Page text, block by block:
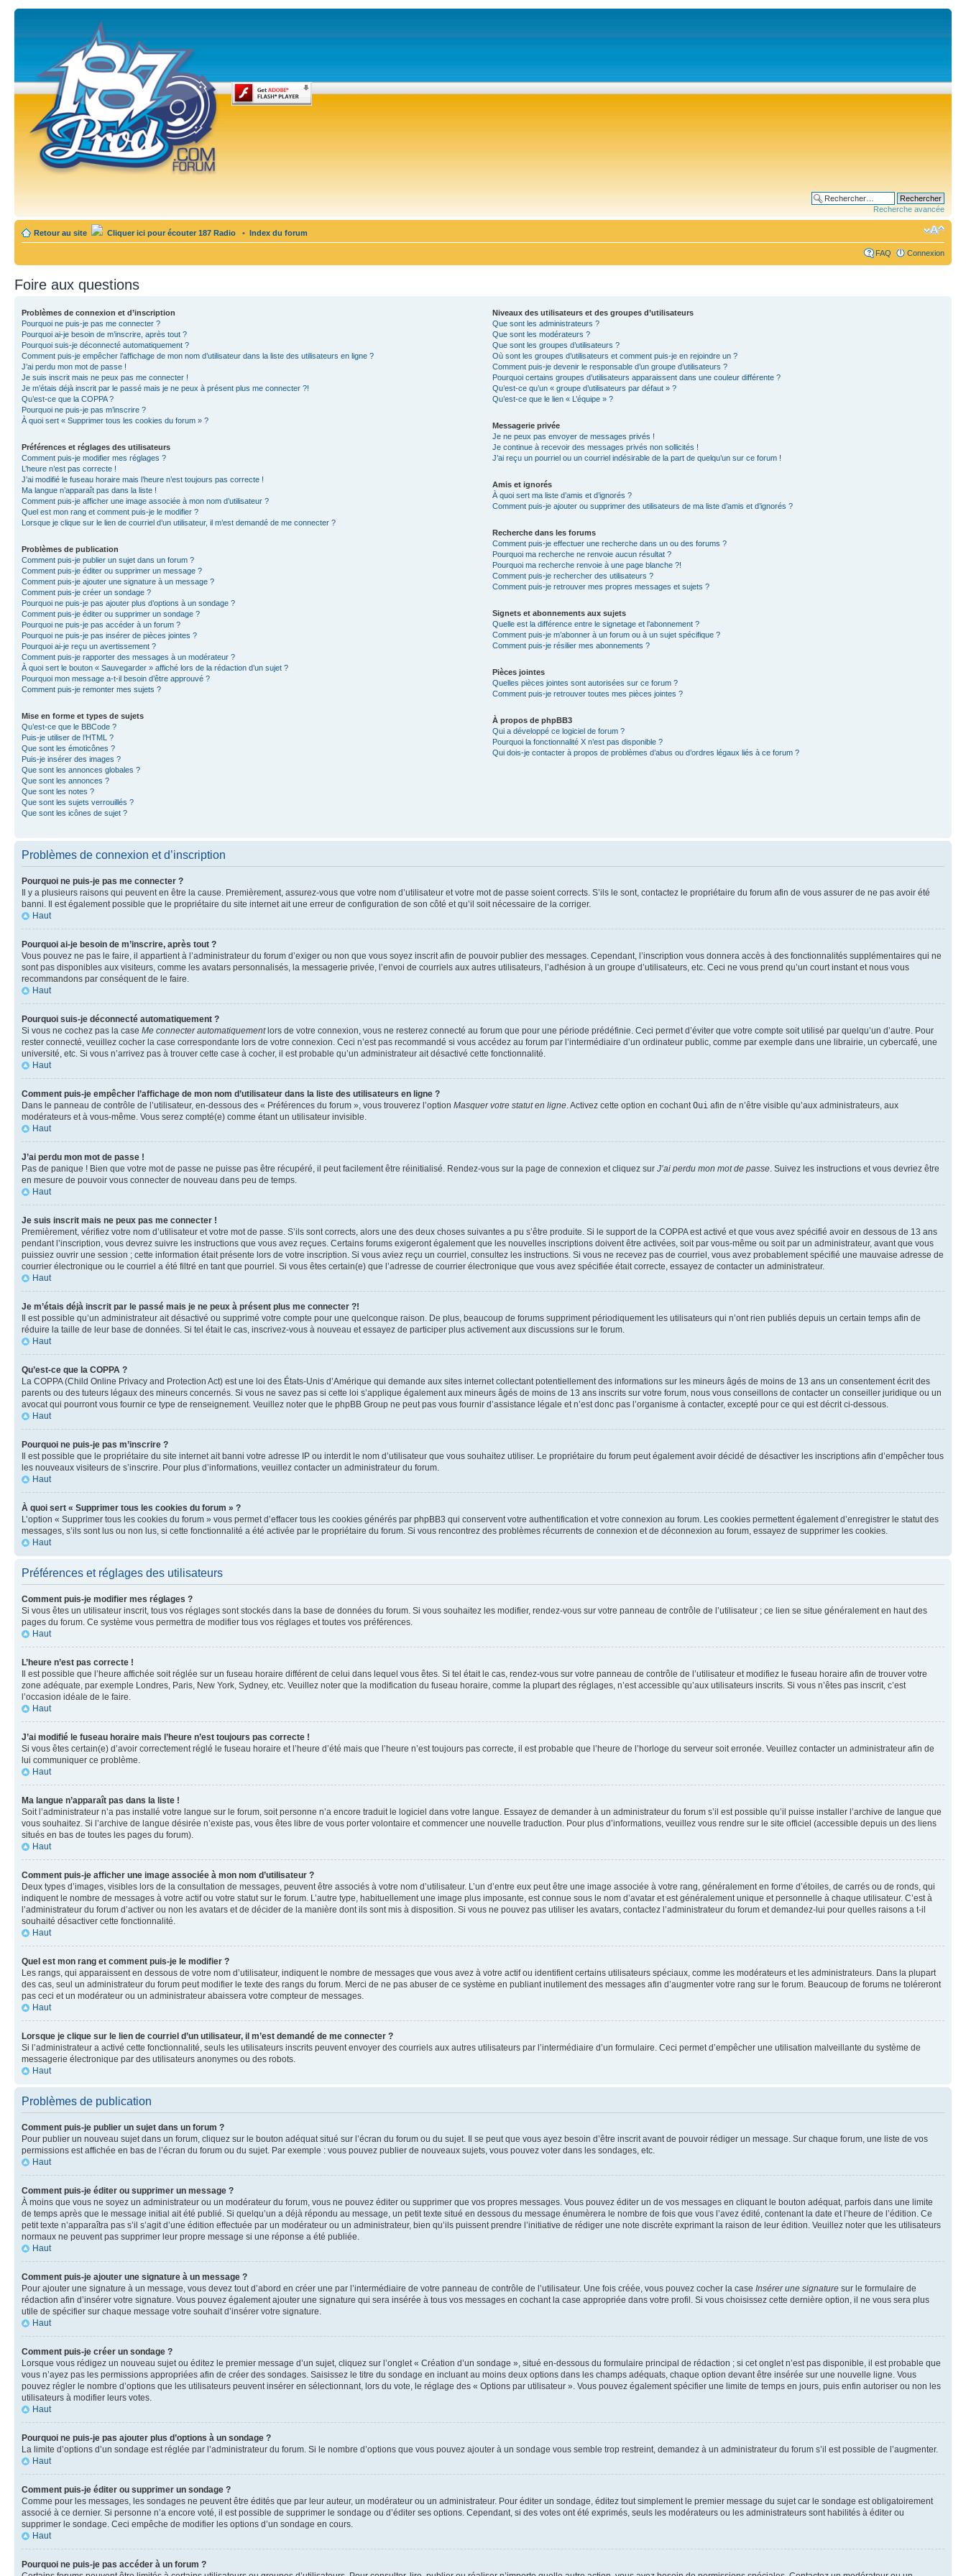
Recherche avancée
Retour au site Cliquer ici pour écouter 187 Radio • Index du forum
FAQ Connexion
Foire aux questions
Problèmes de connexion et d’inscription
Pourquoi ne puis-je pas me connecter ?
Pourquoi ai-je besoin de m’inscrire, après tout ?
Pourquoi suis-je déconnecté automatiquement ?
Comment puis-je empêcher l’affichage de mon nom d’utilisateur dans la liste des utilisateurs en ligne ?
J’ai perdu mon mot de passe !
Je suis inscrit mais ne peux pas me connecter !
Je m’étais déjà inscrit par le passé mais je ne peux à présent plus me connecter ?!
Qu’est-ce que la COPPA ?
Pourquoi ne puis-je pas m’inscrire ?
À quoi sert « Supprimer tous les cookies du forum » ?
Préférences et réglages des utilisateurs
Comment puis-je modifier mes réglages ?
L’heure n’est pas correcte !
J’ai modifié le fuseau horaire mais l’heure n’est toujours pas correcte !
Ma langue n’apparaît pas dans la liste !
Comment puis-je afficher une image associée à mon nom d’utilisateur ?
Quel est mon rang et comment puis-je le modifier ?
Lorsque je clique sur le lien de courriel d’un utilisateur, il m’est demandé de me connecter ?
Problèmes de publication
Comment puis-je publier un sujet dans un forum ?
Comment puis-je éditer ou supprimer un message ?
Comment puis-je ajouter une signature à un message ?
Comment puis-je créer un sondage ?
Pourquoi ne puis-je pas ajouter plus d’options à un sondage ?
Comment puis-je éditer ou supprimer un sondage ?
Pourquoi ne puis-je pas accéder à un forum ?
Pourquoi ne puis-je pas insérer de pièces jointes ?
Pourquoi ai-je reçu un avertissement ?
Comment puis-je rapporter des messages à un modérateur ?
À quoi sert le bouton « Sauvegarder » affiché lors de la rédaction d’un sujet ?
Pourquoi mon message a-t-il besoin d’être approuvé ?
Comment puis-je remonter mes sujets ?
Mise en forme et types de sujets
Qu’est-ce que le BBCode ?
Puis-je utiliser de l’HTML ?
Que sont les émoticônes ?
Puis-je insérer des images ?
Que sont les annonces globales ?
Que sont les annonces ?
Que sont les notes ?
Que sont les sujets verrouillés ?
Que sont les icônes de sujet ?
Niveaux des utilisateurs et des groupes d’utilisateurs
Que sont les administrateurs ?
Que sont les modérateurs ?
Que sont les groupes d’utilisateurs ?
Où sont les groupes d’utilisateurs et comment puis-je en rejoindre un ?
Comment puis-je devenir le responsable d’un groupe d’utilisateurs ?
Pourquoi certains groupes d’utilisateurs apparaissent dans une couleur différente ?
Qu’est-ce qu’un « groupe d’utilisateurs par défaut » ?
Qu’est-ce que le lien « L’équipe » ?
Messagerie privée
Je ne peux pas envoyer de messages privés !
Je continue à recevoir des messages privés non sollicités !
J’ai reçu un pourriel ou un courriel indésirable de la part de quelqu’un sur ce forum !
Amis et ignorés
À quoi sert ma liste d’amis et d’ignorés ?
Comment puis-je ajouter ou supprimer des utilisateurs de ma liste d’amis et d’ignorés ?
Recherche dans les forums
Comment puis-je effectuer une recherche dans un ou des forums ?
Pourquoi ma recherche ne renvoie aucun résultat ?
Pourquoi ma recherche renvoie à une page blanche ?!
Comment puis-je rechercher des utilisateurs ?
Comment puis-je retrouver mes propres messages et sujets ?
Signets et abonnements aux sujets
Quelle est la différence entre le signetage et l’abonnement ?
Comment puis-je m’abonner à un forum ou à un sujet spécifique ?
Comment puis-je résilier mes abonnements ?
Pièces jointes
Quelles pièces jointes sont autorisées sur ce forum ?
Comment puis-je retrouver toutes mes pièces jointes ?
À propos de phpBB3
Qui a développé ce logiciel de forum ?
Pourquoi la fonctionnalité X n’est pas disponible ?
Qui dois-je contacter à propos de problèmes d’abus ou d’ordres légaux liés à ce forum ?
Problèmes de connexion et d’inscription
Pourquoi ne puis-je pas me connecter ?
Il y a plusieurs raisons qui peuvent en être la cause. Premièrement, assurez-vous que votre nom d’utilisateur et votre mot de passe soient corrects. S’ils le sont, contactez le propriétaire du forum afin de vous assurer de ne pas avoir été
banni. Il est également possible que le propriétaire du site internet ait une erreur de configuration de son côté et qu’il soit nécessaire de la corriger.
Haut
Pourquoi ai-je besoin de m’inscrire, après tout ?
Vous pouvez ne pas le faire, il appartient à l’administrateur du forum d’exiger ou non que vous soyez inscrit afin de pouvoir publier des messages. Cependant, l’inscription vous donnera accès à des fonctionnalités supplémentaires qui ne
sont pas disponibles aux visiteurs, comme les avatars personnalisés, la messagerie privée, l’envoi de courriels aux autres utilisateurs, l’adhésion à un groupe d’utilisateurs, etc. Ceci ne vous prend qu’un court instant et nous vous
recommandons par conséquent de le faire.
Haut
Pourquoi suis-je déconnecté automatiquement ?
Si vous ne cochez pas la case Me connecter automatiquementlors de votre connexion, vous ne resterez connecté au forum que pour une période prédéfinie. Ceci permet d’éviter que votre compte soit utilisé par quelqu’un d’autre. Pour
rester connecté, veuillez cocher la case correspondante lors de votre connexion. Ceci n’est pas recommandé si vous accédez au forum par l’intermédiaire d’un ordinateur public, comme par exemple dans une librairie, un cybercafé, une
université, etc. Si vous n’arrivez pas à trouver cette case à cocher, il est probable qu’un administrateur ait désactivé cette fonctionnalité.
Haut
Comment puis-je empêcher l’affichage de mon nom d’utilisateur dans la liste des utilisateurs en ligne ?
Dans le panneau de contrôle de l’utilisateur, en-dessous des « Préférences du forum », vous trouverez l’option Masquer votre statut en ligne. Activez cette option en cochantOui afin de n’être visible qu’aux administrateurs, aux
modérateurs et à vous-même. Vous serez compté(e) comme étant un utilisateur invisible.
Haut
J’ai perdu mon mot de passe !
Pas de panique ! Bien que votre mot de passe ne puisse pas être récupéré, il peut facilement être réinitialisé. Rendez-vous sur la page de connexion et cliquez sur J’ai perdu mon mot de passe. Suivez les instructions et vous devriez être
en mesure de pouvoir vous connecter de nouveau dans peu de temps.
Haut
Je suis inscrit mais ne peux pas me connecter !
Premièrement, vérifiez votre nom d’utilisateur et votre mot de passe. S’ils sont corrects, alors une des deux choses suivantes a pu s’être produite. Si le support de la COPPA est activé et que vous avez spécifié avoir en dessous de 13 ans
pendant l’inscription, vous devrez suivre les instructions que vous avez reçues. Certains forums exigeront également que les nouvelles inscriptions doivent être activées, soit par vous-même ou soit par un administrateur, avant que vous
puissiez ouvrir une session ; cette information était présente lors de votre inscription. Si vous aviez reçu un courriel, consultez les instructions. Si vous ne recevez pas de courriel, vous avez probablement spécifié une mauvaise adresse de
courrier électronique ou le courriel a été filtré en tant que pourriel. Si vous êtes certain(e) que l’adresse de courrier électronique que vous avez spécifiée était correcte, essayez de contacter un administrateur.
Haut
Je m’étais déjà inscrit par le passé mais je ne peux à présent plus me connecter ?!
Il est possible qu’un administrateur ait désactivé ou supprimé votre compte pour une quelconque raison. De plus, beaucoup de forums suppriment périodiquement les utilisateurs qui n’ont rien publiés depuis un certain temps afin de
réduire la taille de leur base de données. Si tel était le cas, inscrivez-vous à nouveau et essayez de participer plus activement aux discussions sur le forum.
Haut
Qu’est-ce que la COPPA ?
La COPPA (Child Online Privacy and Protection Act) est une loi des États-Unis d’Amérique qui demande aux sites internet collectant potentiellement des informations sur les mineurs âgés de moins de 13 ans un consentement écrit des
parents ou des tuteurs légaux des mineurs concernés. Si vous ne savez pas si cette loi s’applique également aux mineurs âgés de moins de 13 ans inscrits sur votre forum, nous vous conseillons de contacter un conseiller juridique ou un
avocat qui pourront vous fournir ce type de renseignement. Veuillez noter que le phpBB Group ne peut pas vous fournir d’assistance légale et n’est donc pas l’organisme à contacter, excepté pour ce qui est décrit ci-dessous.
Haut
Pourquoi ne puis-je pas m’inscrire ?
Il est possible que le propriétaire du site internet ait banni votre adresse IP ou interdit le nom d’utilisateur que vous souhaitez utiliser. Le propriétaire du forum peut également avoir décidé de désactiver les inscriptions afin d’empêcher tous
les nouveaux visiteurs de s’inscrire. Pour plus d’informations, veuillez contacter un administrateur du forum.
Haut
À quoi sert « Supprimer tous les cookies du forum » ?
L’option « Supprimer tous les cookies du forum » vous permet d’effacer tous les cookies générés par phpBB3 qui conservent votre authentification et votre connexion au forum. Les cookies permettent également d’enregistrer le statut des
messages, s’ils sont lus ou non lus, si cette fonctionnalité a été activée par le propriétaire du forum. Si vous rencontrez des problèmes récurrents de connexion et de déconnexion au forum, essayez de supprimer les cookies.
Haut
Préférences et réglages des utilisateurs
Comment puis-je modifier mes réglages ?
Si vous êtes un utilisateur inscrit, tous vos réglages sont stockés dans la base de données du forum. Si vous souhaitez les modifier, rendez-vous sur votre panneau de contrôle de l’utilisateur ; ce lien se situe généralement en haut des
pages du forum. Ce système vous permettra de modifier tous vos réglages et toutes vos préférences.
Haut
L’heure n’est pas correcte !
Il est possible que l’heure affichée soit réglée sur un fuseau horaire différent de celui dans lequel vous êtes. Si tel était le cas, rendez-vous sur votre panneau de contrôle de l’utilisateur et modifiez le fuseau horaire afin de trouver votre
zone adéquate, par exemple Londres, Paris, New York, Sydney, etc. Veuillez noter que la modification du fuseau horaire, comme la plupart des réglages, n’est accessible qu’aux utilisateurs inscrits. Si vous n’êtes pas inscrit, c’est
l’occasion idéale de le faire.
Haut
J’ai modifié le fuseau horaire mais l’heure n’est toujours pas correcte !
Si vous êtes certain(e) d’avoir correctement réglé le fuseau horaire et l’heure d’été mais que l’heure n’est toujours pas correcte, il est probable que l’heure de l’horloge du serveur soit erronée. Veuillez contacter un administrateur afin de
lui communiquer ce problème.
Haut
Ma langue n’apparaît pas dans la liste !
Soit l’administrateur n’a pas installé votre langue sur le forum, soit personne n’a encore traduit le logiciel dans votre langue. Essayez de demander à un administrateur du forum s’il est possible qu’il puisse installer l’archive de langue que
vous souhaitez. Si l’archive de langue désirée n’existe pas, vous êtes libre de vous porter volontaire et commencer une nouvelle traduction. Pour plus d’informations, veuillez vous rendre sur le site officiel (accessible depuis un des liens
situés en bas de toutes les pages du forum).
Haut
Comment puis-je afficher une image associée à mon nom d’utilisateur ?
Deux types d’images, visibles lors de la consultation de messages, peuvent être associés à votre nom d’utilisateur. L’un d’entre eux peut être une image associée à votre rang, généralement en forme d’étoiles, de carrés ou de ronds, qui
indiquent le nombre de messages à votre actif ou votre statut sur le forum. L’autre type, habituellement une image plus imposante, est connue sous le nom d’avatar et est généralement unique et personnelle à chaque utilisateur. C’est à
l’administrateur du forum d’activer ou non les avatars et de décider de la manière dont ils sont mis à disposition. Si vous ne pouvez pas utiliser les avatars, contactez l’administrateur du forum et demandez-lui pour quelles raisons a t-il
souhaité désactiver cette fonctionnalité.
Haut
Quel est mon rang et comment puis-je le modifier ?
Les rangs, qui apparaissent en dessous de votre nom d’utilisateur, indiquent le nombre de messages que vous avez à votre actif ou identifient certains utilisateurs spéciaux, comme les modérateurs et les administrateurs. Dans la plupart
des cas, seul un administrateur du forum peut modifier le texte des rangs du forum. Merci de ne pas abuser de ce système en publiant inutilement des messages afin d’augmenter votre rang sur le forum. Beaucoup de forums ne toléreront
pas ceci et un modérateur ou un administrateur abaissera votre compteur de messages.
Haut
Lorsque je clique sur le lien de courriel d’un utilisateur, il m’est demandé de me connecter ?
Si l’administrateur a activé cette fonctionnalité, seuls les utilisateurs inscrits peuvent envoyer des courriels aux autres utilisateurs par l’intermédiaire d’un formulaire. Ceci permet d’empêcher une utilisation malveillante du système de
messagerie électronique par des utilisateurs anonymes ou des robots.
Haut
Problèmes de publication
Comment puis-je publier un sujet dans un forum ?
Pour publier un nouveau sujet dans un forum, cliquez sur le bouton adéquat situé sur l’écran du forum ou du sujet. Il se peut que vous ayez besoin d’être inscrit avant de pouvoir rédiger un message. Sur chaque forum, une liste de vos
permissions est affichée en bas de l’écran du forum ou du sujet. Par exemple : vous pouvez publier de nouveaux sujets, vous pouvez voter dans les sondages, etc.
Haut
Comment puis-je éditer ou supprimer un message ?
À moins que vous ne soyez un administrateur ou un modérateur du forum, vous ne pouvez éditer ou supprimer que vos propres messages. Vous pouvez éditer un de vos messages en cliquant le bouton adéquat, parfois dans une limite
de temps après que le message initial ait été publié. Si quelqu’un a déjà répondu au message, un petit texte situé en dessous du message énumèrera le nombre de fois que vous l’avez édité, contenant la date et l’heure de l’édition. Ce
petit texte n’apparaîtra pas s’il s’agit d’une édition effectuée par un modérateur ou un administrateur, bien qu’ils puissent prendre l’initiative de rédiger une note discrète exprimant la raison de leur édition. Veuillez noter que les utilisateurs
normaux ne peuvent pas supprimer leur propre message si une réponse a été publiée.
Haut
Comment puis-je ajouter une signature à un message ?
Pour ajouter une signature à un message, vous devez tout d’abord en créer une par l’intermédiaire de votre panneau de contrôle de l’utilisateur. Une fois créée, vous pouvez cocher la case Insérer une signature sur le formulaire de
rédaction afin d’insérer votre signature. Vous pouvez également ajouter une signature qui sera insérée à tous vos messages en cochant la case appropriée dans votre profil. Si vous choisissez cette dernière option, il ne vous sera plus
utile de spécifier sur chaque message votre souhait d’insérer votre signature.
Haut
Comment puis-je créer un sondage ?
Lorsque vous rédigez un nouveau sujet ou éditez le premier message d’un sujet, cliquez sur l’onglet « Création d’un sondage », situé en-dessous du formulaire principal de rédaction ; si cet onglet n’est pas disponible, il est probable que
vous n’ayez pas les permissions appropriées afin de créer des sondages. Saisissez le titre du sondage en incluant au moins deux options dans les champs adéquats, chaque option devant être insérée sur une nouvelle ligne. Vous
pouvez régler le nombre d’options que les utilisateurs peuvent insérer en sélectionnant, lors du vote, le réglage des « Options par utilisateur ». Vous pouvez également spécifier une limite de temps en jours, puis enfin autoriser ou non les
utilisateurs à modifier leurs votes.
Haut
Pourquoi ne puis-je pas ajouter plus d’options à un sondage ?
La limite d’options d’un sondage est réglée par l’administrateur du forum. Si le nombre d’options que vous pouvez ajouter à un sondage vous semble trop restreint, demandez à un administrateur du forum s’il est possible de l’augmenter.
Haut
Comment puis-je éditer ou supprimer un sondage ?
Comme pour les messages, les sondages ne peuvent être édités que par leur auteur, un modérateur ou un administrateur. Pour éditer un sondage, éditez tout simplement le premier message du sujet car le sondage est obligatoirement
associé à ce dernier. Si personne n’a encore voté, il est possible de supprimer le sondage ou d’éditer ses options. Cependant, si des votes ont été exprimés, seuls les modérateurs ou les administrateurs sont habilités à éditer ou
supprimer le sondage. Ceci empêche de modifier les options d’un sondage en cours.
Haut
Pourquoi ne puis-je pas accéder à un forum ?